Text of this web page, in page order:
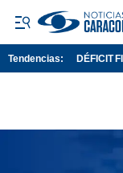
Tendencias: DÉFICIT